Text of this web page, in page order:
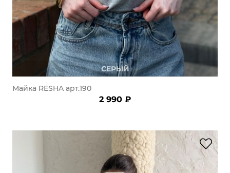
СЕРЫЙ
Майка RESHA арт.190
2 990 ₽